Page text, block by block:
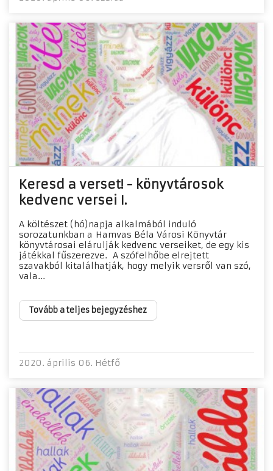
Keresd a verset! - könyvtárosok
kedvenc versei I.
A költészet (hó)napja alkalmából induló
sorozatunkban a Hamvas Béla Városi Könyvtár
könyvtárosai elárulják kedvenc verseiket, de egy kis
játékkal fűszerezve. A szófelhőbe elrejtett
szavakból kitalálhatják, hogy melyik versről van szó,
vala...
Tovább a teljes bejegyzéshez
2020. április 06. Hétfő